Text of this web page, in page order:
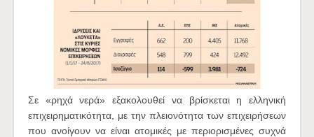
Σε «ρηχά νερά» εξακολουθεί να βρίσκεται η ελληνική
επιχειρηματικότητα, με την πλειονότητα των επιχειρήσεων
που ανοίγουν να είναι ατομικές με περιορισμένες συχνά